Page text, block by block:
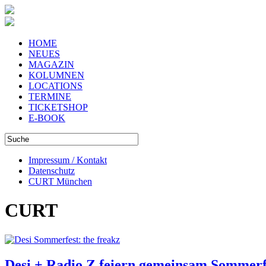
HOME
NEUES
MAGAZIN
KOLUMNEN
LOCATIONS
TERMINE
TICKETSHOP
E-BOOK
Impressum / Kontakt
Datenschutz
CURT München
CURT